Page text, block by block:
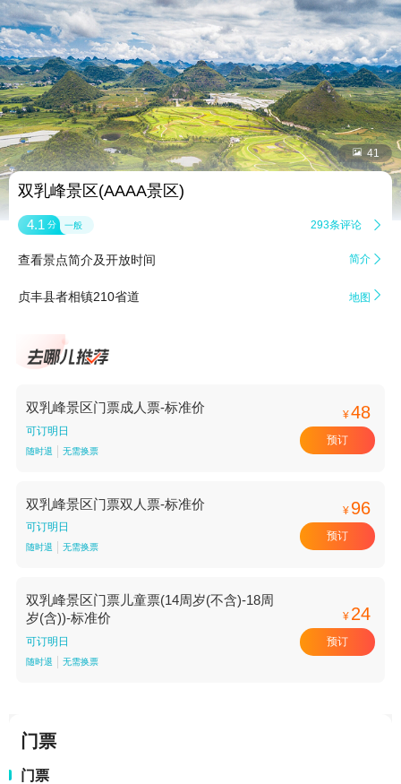
 41
双乳峰景区(AAAA景区)
4.1 分 一般 293条评论 
查看景点简介及开放时间 简介 
贞丰县者相镇210省道 地图 
双乳峰景区门票成人票-标准价
可订明日
随时退 无需换票
¥48
预订
双乳峰景区门票双人票-标准价
可订明日
随时退 无需换票
¥ 96
预订
双乳峰景区门票儿童票(14周岁(不含)-18周
岁(含))-标准价
可订明日
随时退 无需换票
¥ 24
预订
门票
门票
